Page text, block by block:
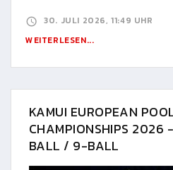
30. JULI 2026, 11:49 UHR
WEITERLESEN...
KAMUI EUROPEAN
CHAMPIONSHIPS
BALL / 9-BALL